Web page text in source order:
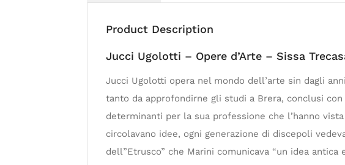
Product Description
Jucci Ugolotti – Opere d’Arte – Sissa
Jucci Ugolotti opera nel mondo dell’arte sin dagli
tanto da approfondirne gli studi a Brera, conclusi
determinanti per la sua professione che l’hanno
circolavano idee, ogni generazione di discepoli
dell”Etrusco” che Marini comunicava “un idea